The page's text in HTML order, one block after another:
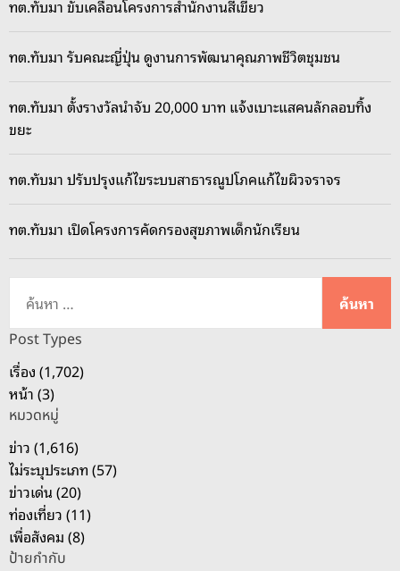
ทต.ทับมา ขับเคลื่อนโครงการสำนักงานสีเขียว
ทต.ทับมา รับคณะญี่ปุ่น ดูงานการพัฒนาคุณภาพชีวิตชุมชน
ทต.ทับมา ตั้งรางวัลนำจับ 20,000 บาท แจ้งเบาะแสคนลักลอบทิ้ง
ขยะ
ทต.ทับมา ปรับปรุงแก้ไขระบบสาธารณูปโภคแก้ไขผิวจราจร
ทต.ทับมา เปิดโครงการคัดกรองสุขภาพเด็กนักเรียน
ห
สำ
ห
รั
บ
:
Post Types
เรื่อง (1,702)
หน้า (3)
หมวดหมู่
ข่าว (1,616)
ไม่ระบุประเภท (57)
ข่าวเด่น (20)
ท่องเที่ยว (11)
เพื่อสังคม (8)
ป้ายกำกับ